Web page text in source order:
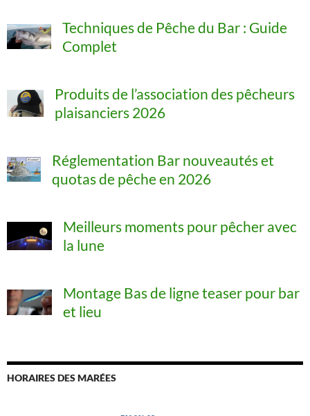
Techniques de Pêche du Bar : Guide
Complet
Produits de l’association des pêcheurs
plaisanciers 2026
Réglementation Bar nouveautés et
quotas de pêche en 2026
Meilleurs moments pour pêcher avec
la lune
Montage Bas de ligne teaser pour bar
et lieu
HORAIRES DES MARÉES